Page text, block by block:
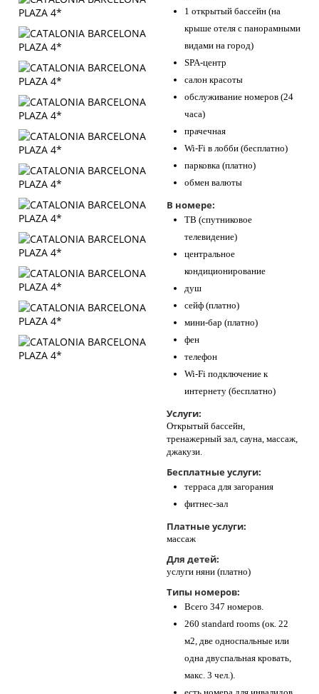
1 открытый бассейн (на
крыше отеля с панорамными
видами на город)
SPA-центр
салон красоты
обслуживание номеров (24
часа)
прачечная
Wi-Fi в лобби (бесплатно)
парковка (платно)
обмен валюты
В номере:
ТВ (спутниковое
телевидение)
центральное
кондиционирование
душ
сейф (платно)
мини-бар (платно)
фен
телефон
Wi-Fi подключение к
интернету (бесплатно)
Услуги:
Открытый бассейн,
тренажерный зал, сауна, массаж,
джакузи.
Бесплатные услуги:
терраса для загорания
фитнес-зал
Платные услуги:
массаж
Для детей:
услуги няни (платно)
Типы номеров:
Всего 347 номеров.
260 standard rooms (ок. 22
м2, две односпальные или
одна двуспальная кровать,
макс. 3 чел.).